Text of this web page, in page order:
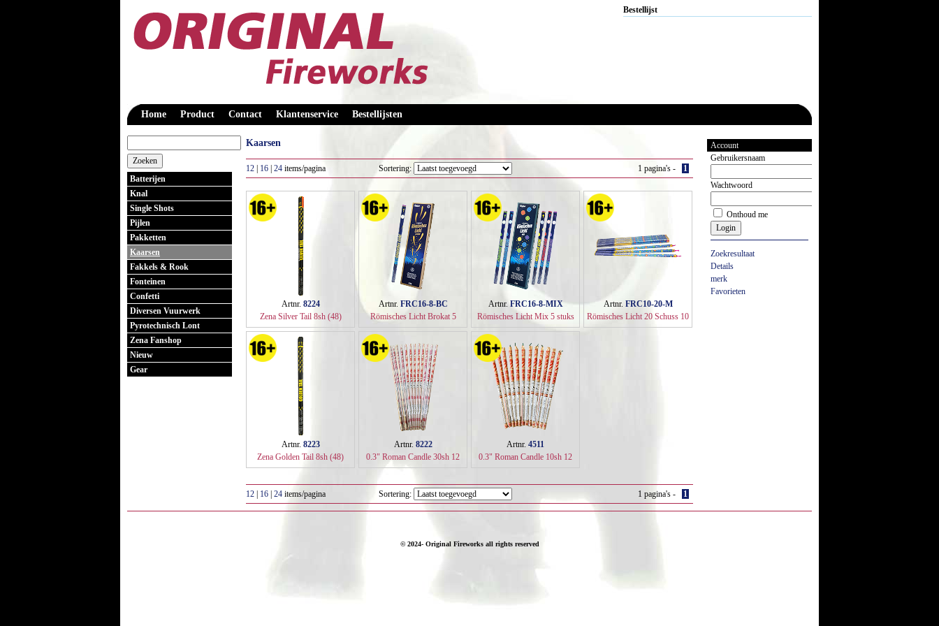
Bestellijst
Home Product Contact Klantenservice Bestellijsten
Batterijen
Knal
Single Shots
Pijlen
Pakketten
Kaarsen
Fakkels & Rook
Fonteinen
Confetti
Diversen Vuurwerk
Pyrotechnisch Lont
Zena Fanshop
Nieuw
Gear
Kaarsen
12 16 24 items/pagina Sortering: 1 pagina's - 1
Artnr. 8224
Zena Silver Tail 8sh (48)
Artnr. FRC16-8-BC
Römisches Licht Brokat 5
stuks (16)
Artnr. FRC16-8-MIX
Römisches Licht Mix 5 stuks
Artnr. FRC10-20-M
Römisches Licht 20 Schuss 10
stuks (24)
Artnr. 8223
Zena Golden Tail 8sh (48)
Artnr. 8222
0.3" Roman Candle 30sh 12
stuks (40)
Artnr. 4511
0.3" Roman Candle 10sh 12
12 16 24 items/pagina Sortering: 1 pagina's - 1
Account
Gebruikersnaam
Wachtwoord
Onthoud me
Zoekresultaat
Details
merk
Favorieten
© 2024- Original Fireworks all rights reserved